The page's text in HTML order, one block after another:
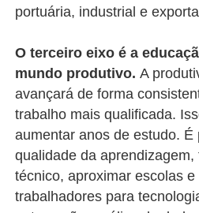
portuária, industrial e
O terceiro eixo é a
mundo produtivo.A
avançará de forma
trabalho mais qualificada.
aumentar anos de estudo. É
qualidade da
técnico, aproximar escolas
trabalhadores para